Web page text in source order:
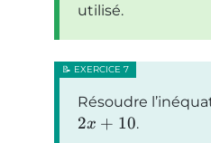
utilisé.
Résoudre
2x + 10.